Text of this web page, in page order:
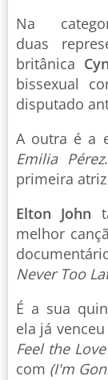
Na
duas
britânica
bissexual
disputado
A outra é a
Emilia Pérez
primeira
Elton John
melhor
Never Too
É a sua
ela já
Feel the
com (I'm